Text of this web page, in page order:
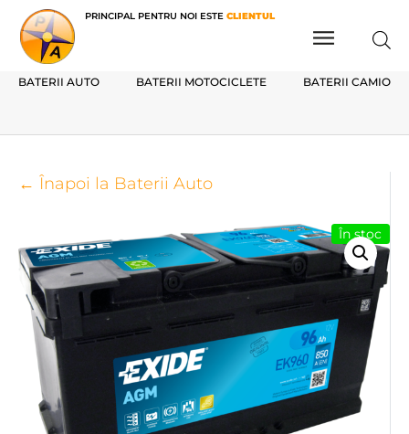
PRINCIPAL PENTRU NOI ESTE CLIENTUL
BATERII AUTO BATERII MOTOCICLETE BATERII
← Înapoi la Baterii Auto
În stoc